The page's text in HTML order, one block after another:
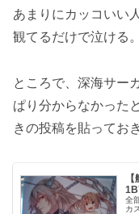
あまりにカッコいい
観てるだけで泣ける
ところで、深海サー
ぱり分からなかった
きの投稿を貼ってお
全
カ